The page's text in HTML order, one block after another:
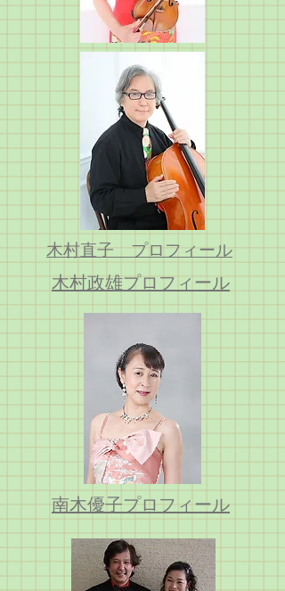
​木村直子 プロフィール
​木村政雄プロフィール
​南木優子プロフィール